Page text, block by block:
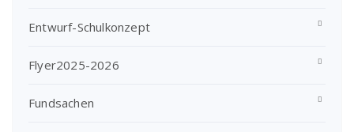
Entwurf-Schulkonzept
Flyer2025-2026
Fundsachen